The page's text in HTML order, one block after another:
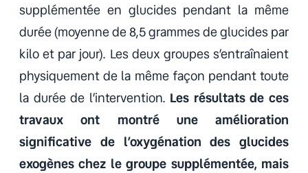
supplémentée en glucides pendant la même
durée (moyenne de 8,5 grammes de glucides par
kilo et par jour). Les deux groupes s’entraînaient
physiquement de la même façon pendant toute
la durée de l’intervention. Les résultats de ces
travaux ont montré une amélioration
significative de l’oxygénation des glucides
exogènes chez le groupe supplémentée, mais